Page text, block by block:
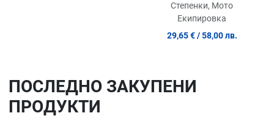
Степенки, Мото
Екипировка
29,65 € / 58,00 лв.
ПОСЛЕДНO ЗАКУПЕНИ
ПРОДУКТИ